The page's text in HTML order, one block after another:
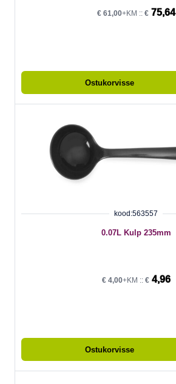
€61,00+KM :: €75,64
Ostukorvisse
kood:563557
0.07L Kulp 235mm
€4,00+KM :: €4,96
Ostukorvisse